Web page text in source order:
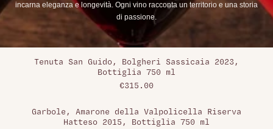
incarna eleganza e longevità. Ogni vino racconta un territorio e una storia
di passione.
Tenuta San Guido, Bolgheri Sassicaia 2023,
Bottiglia 750 ml
€315.00
Garbole, Amarone della Valpolicella Riserva
Hatteso 2015, Bottiglia 750 ml